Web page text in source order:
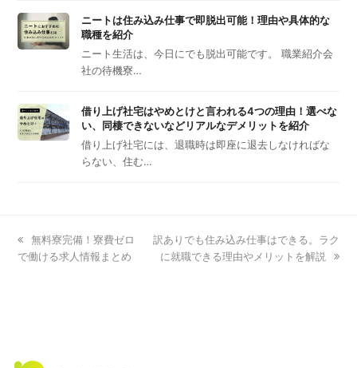
ニートは住み込み仕事で即脱出可能！理由や具体的な
職種を紹介
ニート生活は、今日にでも脱出可能です。 職業紹介会
社の待機寮…
借り上げ社宅はやめとけと言われる4つの理由！選べな
い、同棲できないなどリアルなデメリットを紹介
借り上げ社宅には、退職時は即座に退去しなければな
らない、住む…
previous
post:
無料寮完備！寮費ゼロ
で働ける求人情報まとめ
next
post:
訳ありでも住み込み仕事はできる。ラク
に就職できる理由やメリットを解説